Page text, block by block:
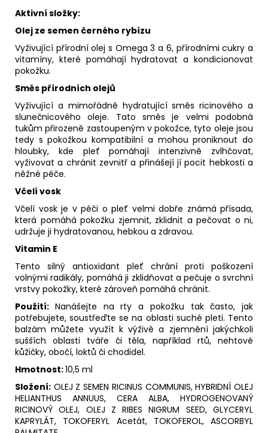
Aktivní složky:
Olej ze semen černého rybízu
Vyživující přírodní olej s Omega 3 a 6, přírodními cukry a
vitamíny, které pomáhají hydratovat a kondicionovat
pokožku.
Směs přírodních olejů
Vyživující a mimořádně hydratující směs ricinového a
slunečnicového oleje. Tato směs je velmi podobná
tukům přirozeně zastoupeným v pokožce, tyto oleje jsou
tedy s pokožkou kompatibilní a mohou proniknout do
hloubky, kde pleť pomáhají intenzivně zvlhčovat,
vyživovat a chránit zevnitř a přinášejí jí pocit hebkosti a
něžné péče.
Včelí vosk
Včelí vosk je v péči o pleť velmi dobře známá přísada,
která pomáhá pokožku zjemnit, zklidnit a pečovat o ni,
udržuje ji hydratovanou, hebkou a zdravou.
Vitamin E
Tento silný antioxidant pleť chrání proti poškození
volnými radikály, pomáhá ji zklidňovat a pečuje o svrchní
vrstvy pokožky, které zároveň pomáhá chránit.
Použití: Nanášejte na rty a pokožku tak často, jak
potřebujete, soustřeďte se na oblasti suché pleti. Tento
balzám můžete využít k výživě a zjemnění jakýchkoli
sušších oblasti tváře či těla, například rtů, nehtové
kůžičky, obočí, loktů či chodidel.
Hmotnost:10,5 ml
Složení: OLEJ Z SEMEN RICINUS COMMUNIS, HYBRIDNÍ OLEJ
HELIANTHUS ANNUUS, CERA ALBA, HYDROGENOVANÝ
RICINOVÝ OLEJ, OLEJ Z RIBES NIGRUM SEED, GLYCERYL
KAPRYLÁT, TOKOFERYL Acetát, TOKOFEROL, ASCORBYL